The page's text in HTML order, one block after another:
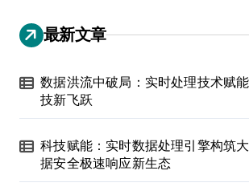
最新文章
数据洪流中破局：实时处理技术赋
技新飞跃
科技赋能：实时数据处理引擎构筑
据安全极速响应新生态